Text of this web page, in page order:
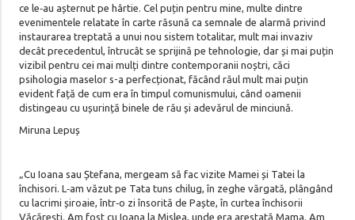
ce le‑au așternut pe hârtie. Cel puțin pentru mine, multe dintre
evenimentele relatate în carte răsună ca semnale de alarmă privind
instaurarea treptată a unui nou sistem totalitar, mult mai invaziv
decât precedentul, întrucât se sprijină pe tehnologie, dar și mai puțin
vizibil pentru cei mai mulți dintre contemporanii noștri, căci
psihologia maselor s-a perfecționat, făcând răul mult mai puțin
evident față de cum era în timpul comunismului, când oamenii
distingeau cu ușurință binele de rău și adevărul de minciună.
Miruna Lepuș
„Cu Ioana sau Ștefana, mergeam să fac vizite Mamei și Tatei la
închisori. L‑am văzut pe Tata tuns chilug, în zeghe vărgată, plângând
cu lacrimi șiroaie, într‑o zi însorită de Paște, în curtea închisorii
Văcărești. Am fost cu Ioana la Mislea, unde era arestată Mama. Am